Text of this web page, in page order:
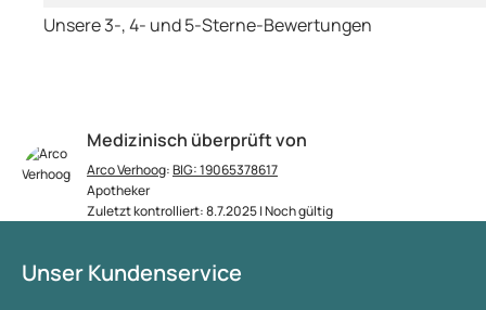
Medizinisch überprüft von
Arco Verhoog:BIG: 19065378617
Apotheker
Zuletzt kontrolliert: 8.7.2025 | Noch gültig
Unsere 3-, 4- und 5-Sterne-Bewertungen
Unser Kundenservice